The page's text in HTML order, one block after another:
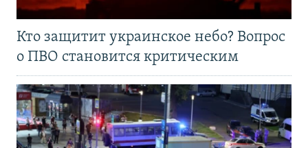
Кто защитит украинское небо? Вопрос
о ПВО становится критическим